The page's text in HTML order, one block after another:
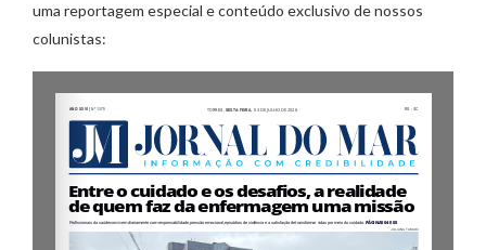
uma reportagem especial e conteúdo exclusivo de nossos
colunistas: